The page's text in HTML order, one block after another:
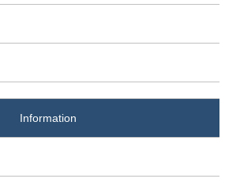
Information